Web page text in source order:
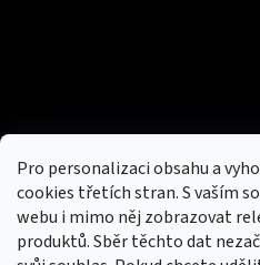
Pro personalizaci obsahu a
cookies třetích stran. S vaším
webu i mimo něj zobrazovat
produktů. Sběr těchto dat